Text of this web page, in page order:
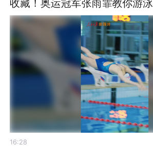
收藏！奥运冠军张雨霏教你游泳
16:28